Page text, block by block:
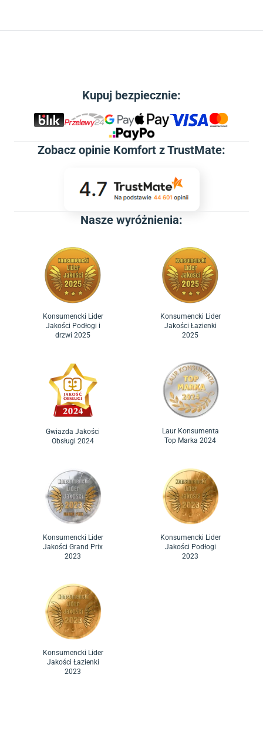
Kupuj bezpiecznie:
Zobacz opinie Komfort z TrustMate:
Nasze wyróżnienia:
Konsumencki Lider
Jakości Podłogi i
drzwi 2025
Konsumencki Lider
Jakości Łazienki
2025
Gwiazda Jakości
Obsługi 2024
Laur Konsumenta
Top Marka 2024
Konsumencki Lider
Jakości Grand Prix
2023
Konsumencki Lider
Jakości Podłogi
2023
Konsumencki Lider
Jakości Łazienki
2023